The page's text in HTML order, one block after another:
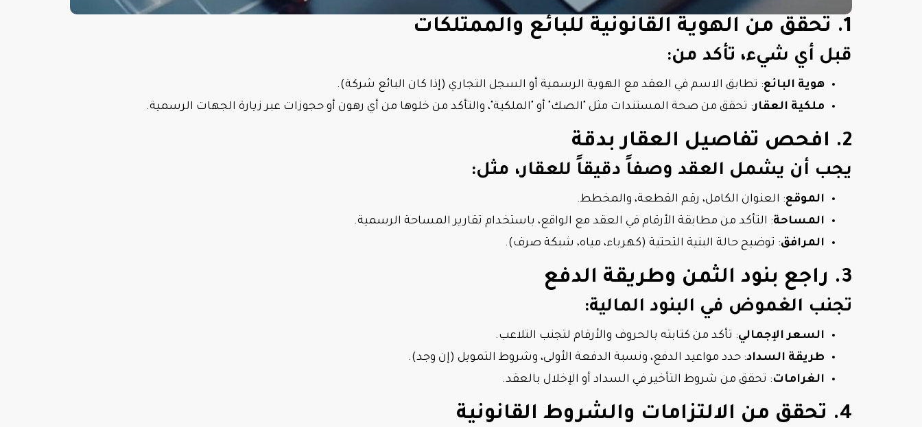
1. تحقق من الهوية القانونية للبائع والممتلكات
قبل أي شيء، تأكد من:
هوية البائع: تطابق الاسم في العقد مع الهوية الرسمية أو السجل التجاري (إذا كان البائع شركة).
ملكية العقار: تحقق من صحة المستندات مثل "الصك" أو "الملكية"، والتأكد من خلوها من أي رهون أو حجوزات عبر زيارة الجهات الرسمية.
2. افحص تفاصيل العقار بدقة
يجب أن يشمل العقد وصفاً دقيقاً للعقار، مثل:
الموقع: العنوان الكامل، رقم القطعة، والمخطط.
المساحة: التأكد من مطابقة الأرقام في العقد مع الواقع، باستخدام تقارير المساحة الرسمية.
المرافق: توضيح حالة البنية التحتية (كهرباء، مياه، شبكة صرف).
3. راجع بنود الثمن وطريقة الدفع
تجنب الغموض في البنود المالية:
السعر الإجمالي: تأكد من كتابته بالحروف والأرقام لتجنب التلاعب.
طريقة السداد: حدد مواعيد الدفع، ونسبة الدفعة الأولى، وشروط التمويل (إن وجد).
الغرامات: تحقق من شروط التأخير في السداد أو الإخلال بالعقد.
4. تحقق من الالتزامات والشروط القانونية